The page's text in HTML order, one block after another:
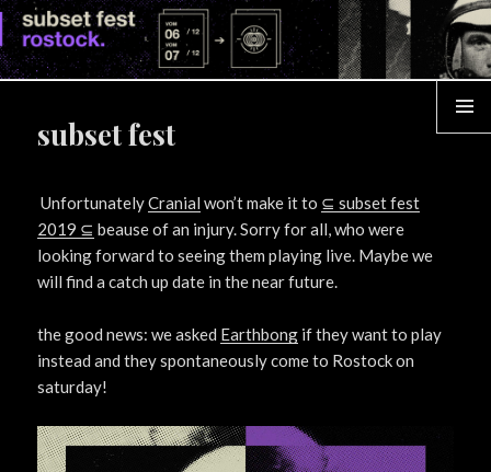
MENÜ
subset fest
UnfortunatelyCranial won’t make it to ⊆ subset fest
2019 ⊆ beause of an injury. Sorry for all, who were
looking forward to seeing them playing live. Maybe we
will find a catch up date in the near future.
the good news: we asked Earthbong if they want to play
instead and they spontaneously come to Rostock on
saturday!